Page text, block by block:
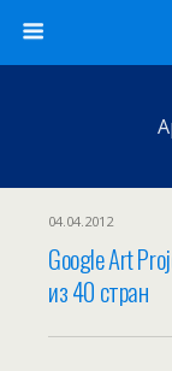
04.04.2012
Google Art
из 40 стран